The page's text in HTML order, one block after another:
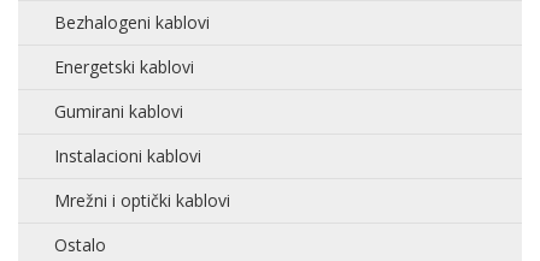
Bezhalogeni kablovi
Energetski kablovi
Gumirani kablovi
Instalacioni kablovi
Mrežni i optički kablovi
Ostalo